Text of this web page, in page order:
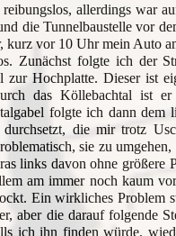
allerdings war
die Tunnelbaustelle vor
kurz vor 10 Uhr mein Auto
Zunächst folgte ich der
zur Hochplatte. Dieser ist
das Köllebachtal ist er
folgte ich dann dem
die mir trotz
sie zu
links davon ohne größere
am immer noch kaum
Ein wirkliches Problem
aber die darauf folgende
ich ihn finden würde,